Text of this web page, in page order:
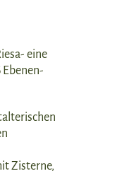
eine
Zisterne,